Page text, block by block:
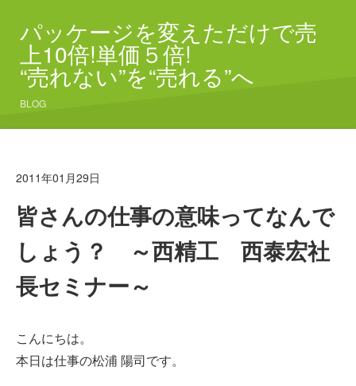
パッケージを変えただけで売
上10倍!単価５倍!
“売れない”を“売れる”へ
BLOG
2011年01月29日
皆さんの仕事の意味ってなんで
しょう？ ～西精工 西泰宏社
長セミナー～
こんにちは。
本日は仕事の松浦 陽司です。